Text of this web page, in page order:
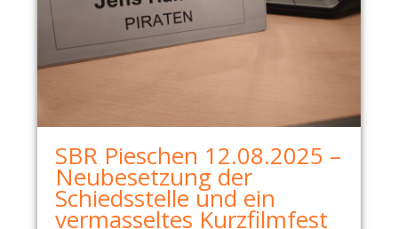
SBR Pieschen 12.08.2025 –
Neubesetzung der
Schiedsstelle und ein
vermasseltes Kurzfilmfest